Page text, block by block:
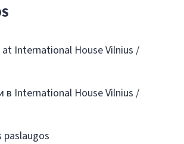
International House Vilnius /
в International House Vilnius /